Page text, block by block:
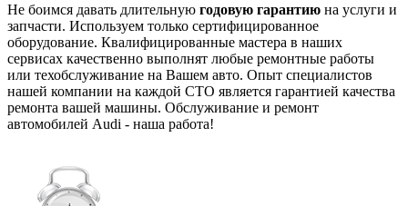
Не боимся давать длительную годовую гарантию на услуги и
запчасти. Используем только сертифицированное
оборудование. Квалифицированные мастера в наших
сервисах качественно выполнят любые ремонтные работы
или техобслуживание на Вашем авто. Опыт специалистов
нашей компании на каждой СТО является гарантией качества
ремонта вашей машины. Обслуживание и ремонт
автомобилей Audi - наша работа!